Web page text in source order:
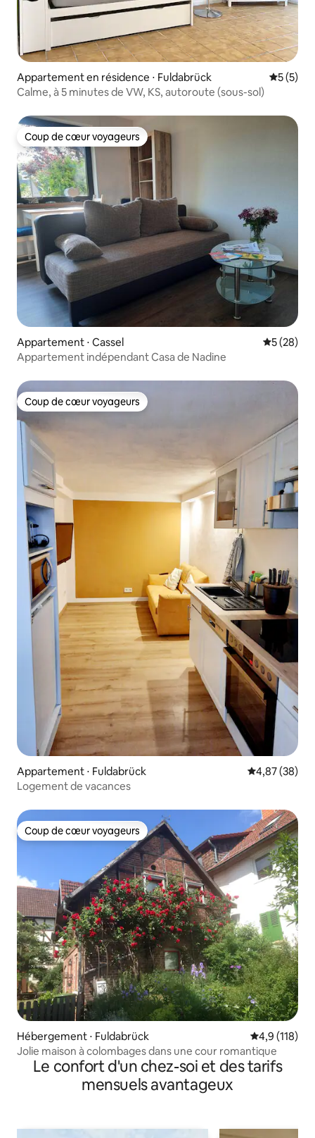
Appartement en résidence ⋅ Fuldabrück
5 (5)
Calme, à 5 minutes de VW, KS, autoroute (sous-sol)
Coup de cœur voyageurs
Coup de cœur voyageurs
Appartement ⋅ Cassel
5 (28)
Appartement indépendant Casa de Nadine
Coup de cœur voyageurs
Coup de cœur voyageurs
Appartement ⋅ Fuldabrück Évaluation
4,87 (38)
Logement de vacances
Coup de cœur voyageurs
Coup de cœur voyageurs
Hébergement ⋅ Fuldabrück Évaluation
4,9 (118)
Jolie maison à colombages dans une cour romantique
Le confort d'un chez-soi et des tarifs
mensuels avantageux